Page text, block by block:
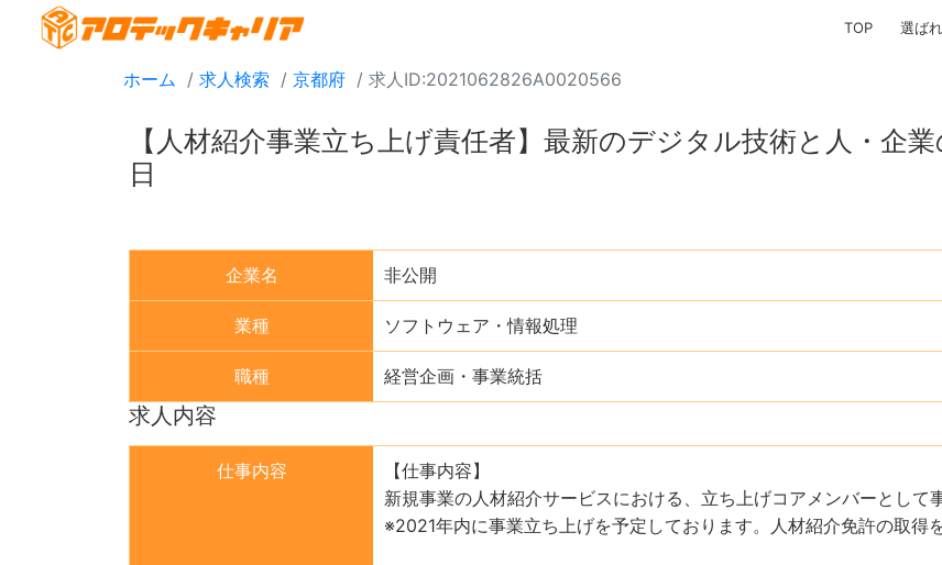
TOP 選ば
ホーム 求人検索 京都府 求人ID:2021062826A0020566
【人材紹介事業立ち上げ責任者】最新のデジタル技術と人・企
日
企業名 非公開
業種 ソフトウェア・情報処理
職種 経営企画・事業統括
求人内容
仕事内容
【仕事内容】
新規事業の人材紹介サービスにおける、立ち上げコアメンバーとして
※2021年内に事業立ち上げを予定しております。人材紹介免許の取得